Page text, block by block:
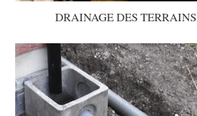
DRAINAGE DES TERRAINS